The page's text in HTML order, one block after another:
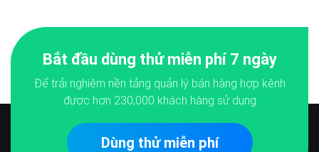
Bắt đầu dùng thử miễn phí 7 ngày
Để trải nghiệm nền tảng quản lý bán hàng hợp kênh
được hơn 230,000 khách hàng sử dụng
Dùng thử miễn phí